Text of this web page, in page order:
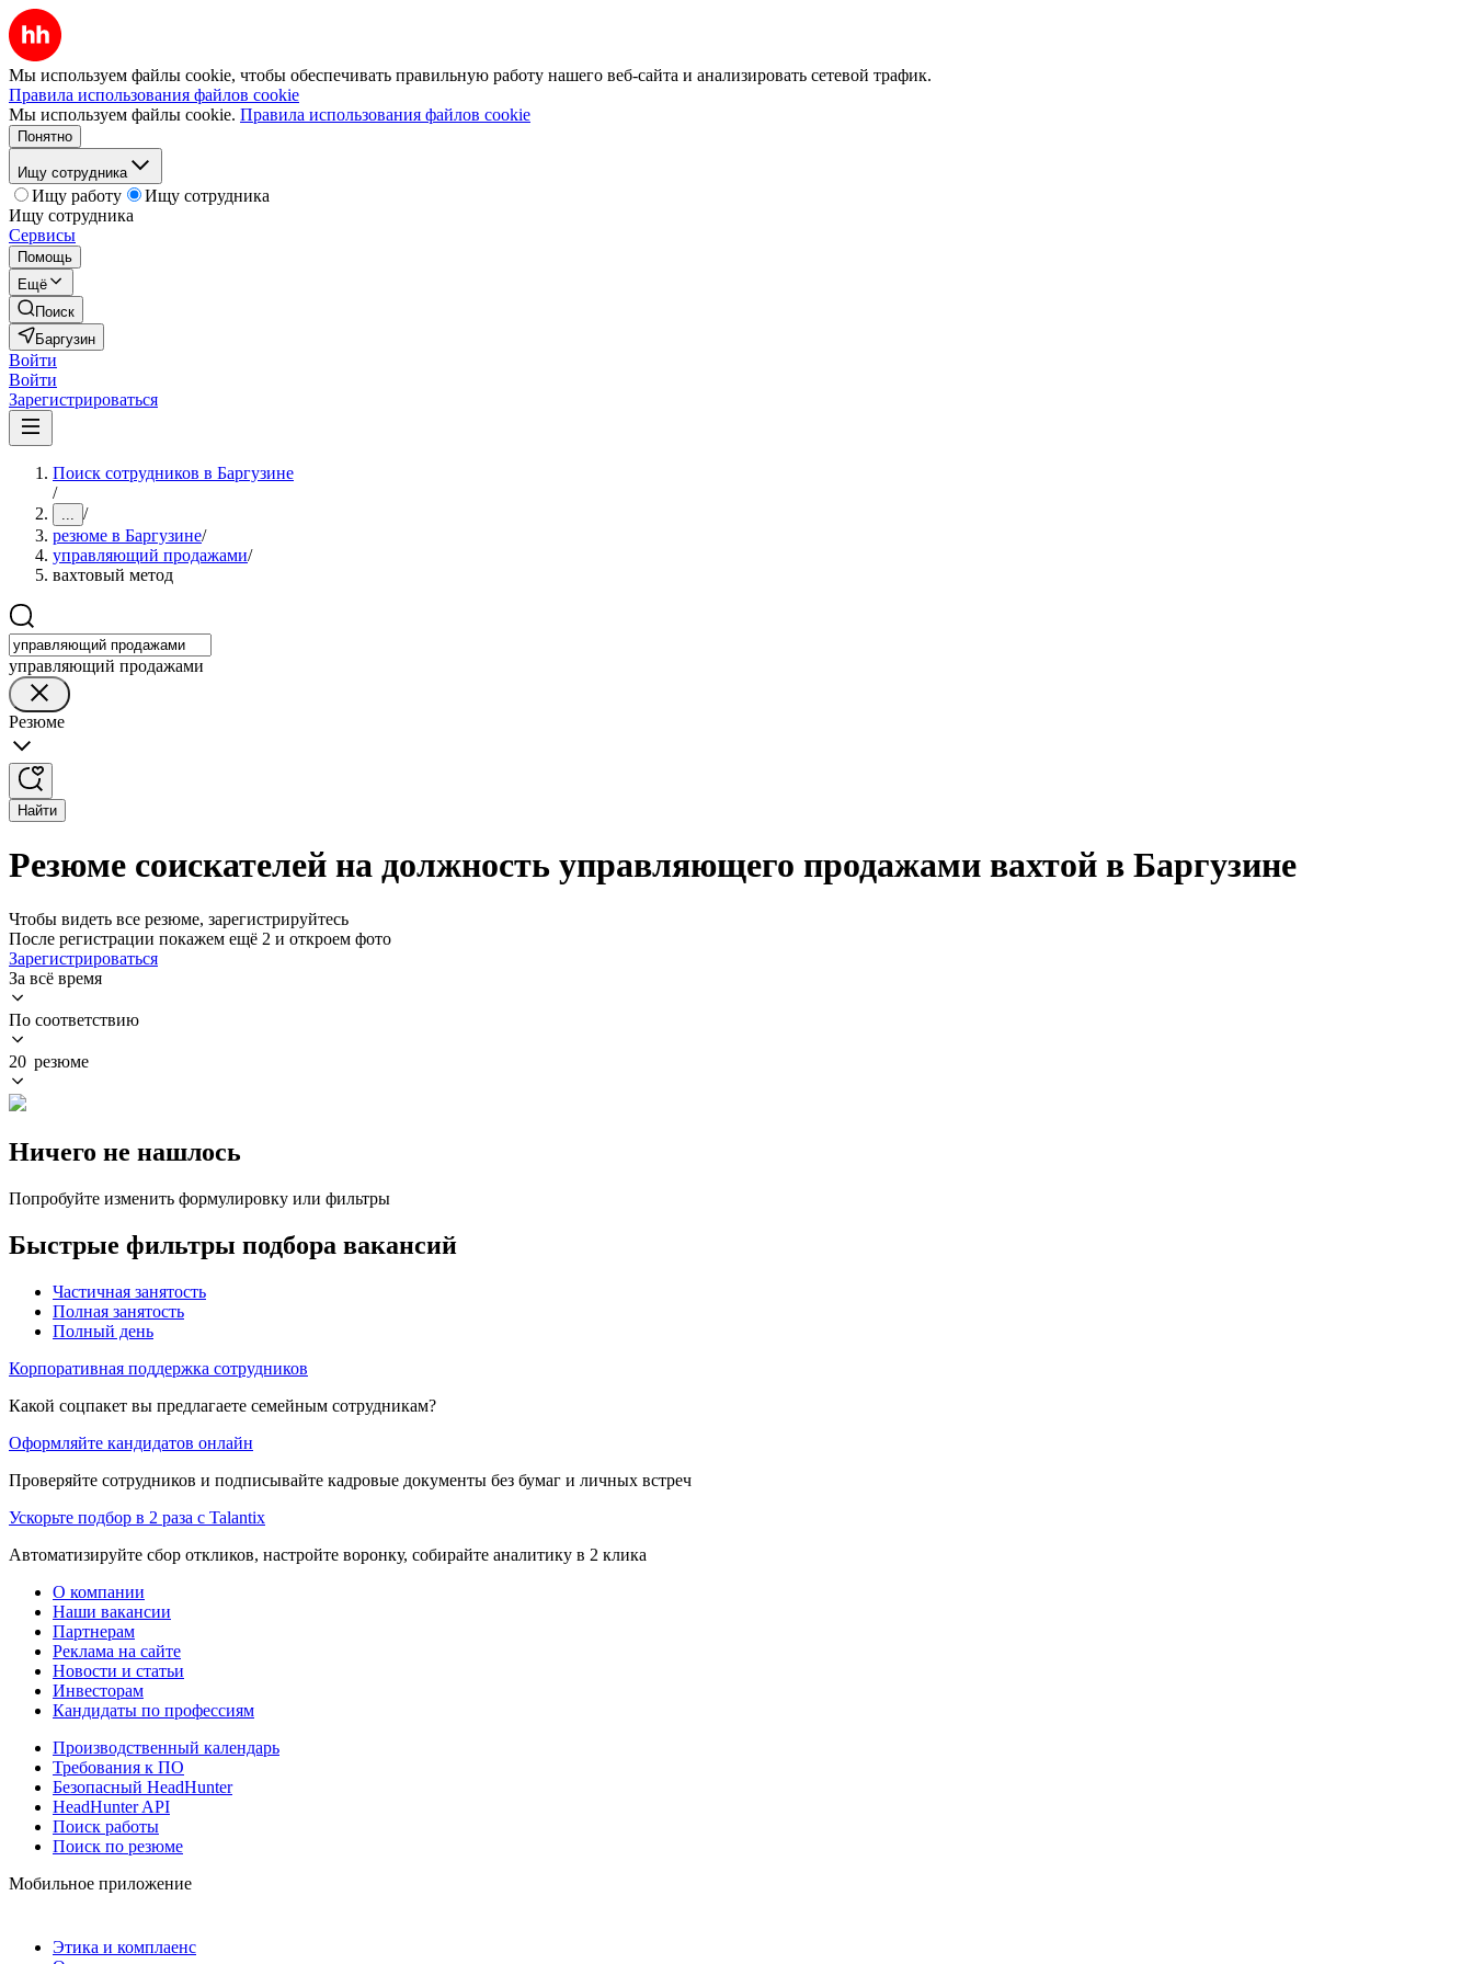
Мы используем файлы cookie, чтобы обеспечивать правильную работу нашего веб-сайта и анализировать сетевой трафик.
Правила использования файлов cookie
Мы используем файлы cookie. Правила использования файлов cookie
Понятно
Ищу сотрудника
Ищу работу
Ищу сотрудника
Ищу сотрудника
Сервисы
Помощь
Ещё
Поиск
Баргузин
Войти
Войти
Зарегистрироваться
Поиск сотрудников в Баргузине
/
... /
резюме в Баргузине/
управляющий продажами/
вахтовый метод
управляющий продажами
Резюме
Найти
Резюме соискателей на должность управляющего продажами вахтой в Баргузине
Чтобы видеть все резюме, зарегистрируйтесь
После регистрации покажем ещё 2 и откроем фото
Зарегистрироваться
За всё время
По соответствию
20 резюме
Ничего не нашлось
Попробуйте изменить формулировку или фильтры
Быстрые фильтры подбора вакансий
Частичная занятость
Полная занятость
Полный день
Корпоративная поддержка сотрудников
Какой соцпакет вы предлагаете семейным сотрудникам?
Оформляйте кандидатов онлайн
Проверяйте сотрудников и подписывайте кадровые документы без бумаг и личных встреч
Ускорьте подбор в 2 раза с Talantix
Автоматизируйте сбор откликов, настройте воронку, собирайте аналитику в 2 клика
О компании
Наши вакансии
Партнерам
Реклама на сайте
Новости и статьи
Инвесторам
Кандидаты по профессиям
Производственный календарь
Требования к ПО
Безопасный HeadHunter
HeadHunter API
Поиск работы
Поиск по резюме
Мобильное приложение
Этика и комплаенс